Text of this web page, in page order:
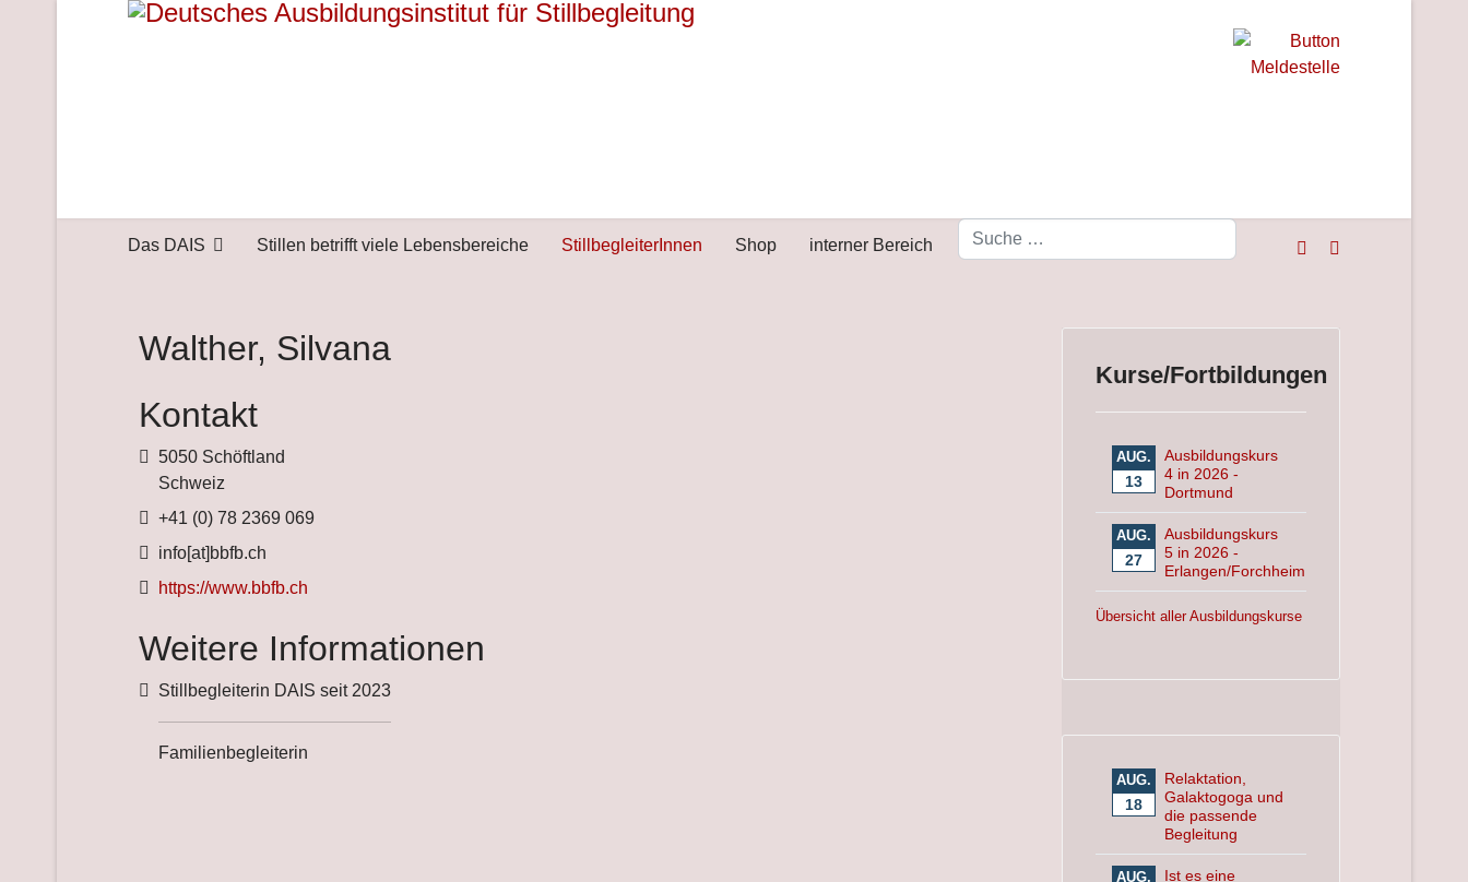
Das DAIS Stillen betrifft viele Lebensbereiche StillbegleiterInnen Shop interner Bereich
Walther, Silvana
Kontakt
Adresse
5050 Schöftland
Schweiz
Telefon
+41 (0) 78 2369 069
Fax
info[at]bbfb.ch
Website
https://www.bbfb.ch
Weitere Informationen
Weitere Informationen
Stillbegleiterin DAIS seit 2023
Familienbegleiterin
Kurse/Fortbildungen
AUG.
13
Ausbildungskurs
4 in 2026 -
Dortmund
AUG.
27
Ausbildungskurs
5 in 2026 -
Erlangen/Forchheim
Übersicht aller Ausbildungskurse
AUG.
18
Relaktation,
Galaktogoga und
die passende
Begleitung
AUG.
Ist es eine